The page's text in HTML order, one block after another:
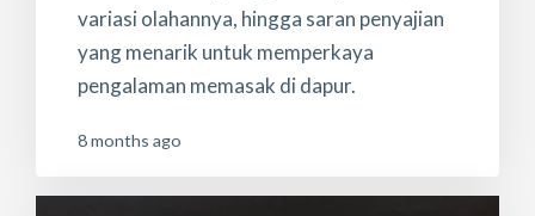
variasi olahannya, hingga saran penyajian
yang menarik untuk memperkaya
pengalaman memasak di dapur.
8 months ago